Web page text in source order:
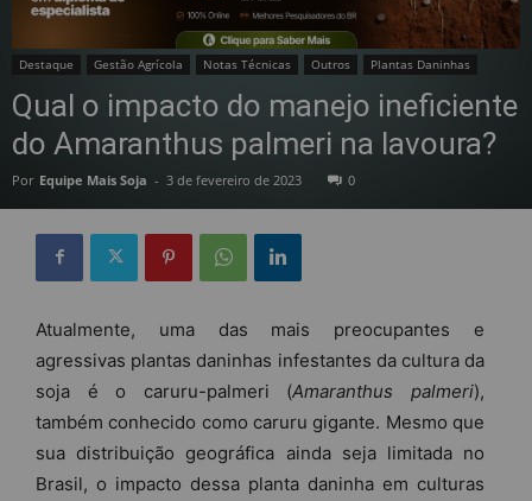
Destaque Gestão Agrícola Notas Técnicas Outros Plantas Daninhas
Qual o impacto do manejo ineficiente
do Amaranthus palmeri na lavoura?
Por Equipe Mais Soja - 3 de fevereiro de 2023 0
Atualmente, uma das mais preocupantes e
agressivas plantas daninhas infestantes da cultura da
soja é o caruru-palmeri (Amaranthus palmeri),
também conhecido como caruru gigante. Mesmo que
sua distribuição geográfica ainda seja limitada no
Brasil, o impacto dessa planta daninha em culturas